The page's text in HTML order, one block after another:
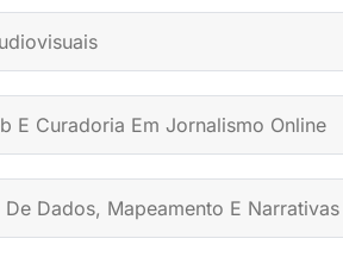
E Curadoria Em Jornalismo Online
Dados, Mapeamento E Narrativas